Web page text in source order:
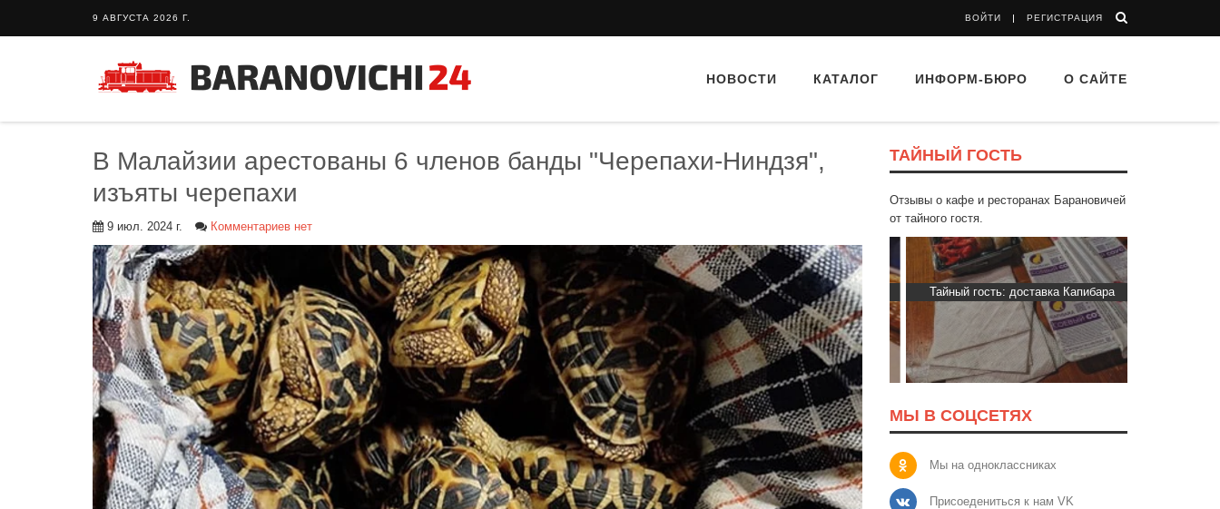
9 АВГУСТА 2026 Г. ВОЙТИ РЕГИСТРАЦИЯ
НОВОСТИ КАТАЛОГ ИНФОРМ-БЮРО О САЙТЕ
В Малайзии арестованы 6 членов банды "Черепахи-Ниндзя",
изъяты черепахи
9 июл. 2024 г. Комментариев нет
ТАЙНЫЙ ГОСТЬ
Отзывы о кафе и ресторанах Барановичей
от тайного гостя.
Тайный гость: ресторан «Пиросмани» Тайный гость: Кафе "Grand Buffet" Тайный гость: доставка Капибара
МЫ В СОЦСЕТЯХ
Мы на одноклассниках
Присоедениться к нам VK